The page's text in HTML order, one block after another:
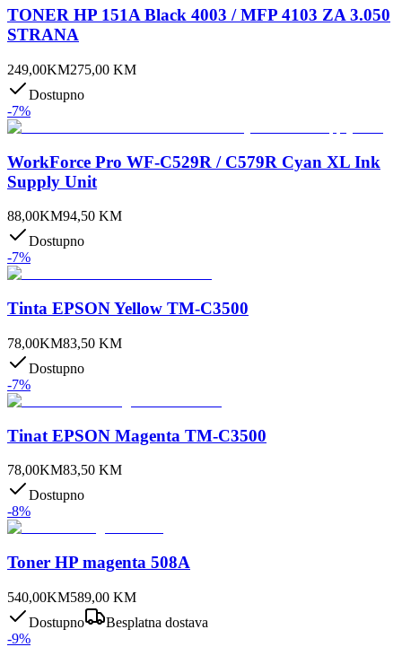
TONER HP 151A Black 4003 / MFP 4103 ZA 3.050
STRANA
249,00KM275,00 KM
Dostupno
-7%
WorkForce Pro WF-C529R / C579R Cyan XL Ink
Supply Unit
88,00KM94,50 KM
Dostupno
-7%
Tinta EPSON Yellow TM-C3500
78,00KM83,50 KM
Dostupno
-7%
Tinat EPSON Magenta TM-C3500
78,00KM83,50 KM
Dostupno
-8%
Toner HP magenta 508A
540,00KM589,00 KM
Dostupno
Besplatna dostava
-9%